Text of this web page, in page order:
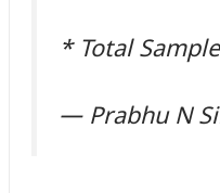
* Total
— Prabhu N